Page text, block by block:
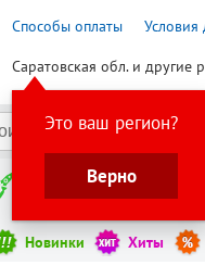
Способы оплаты Условия
Саратовская обл. и другие
Это ваш регион?
Верно
Инструменты
Новинки Хиты